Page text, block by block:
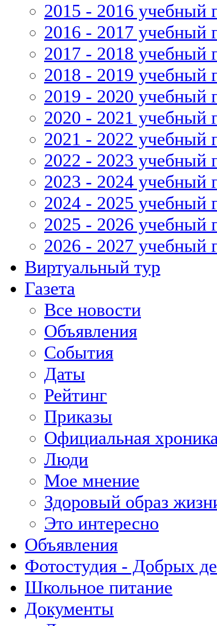
2015 - 2016 учебный
2016 - 2017 учебный
2017 - 2018 учебный
2018 - 2019 учебный
2019 - 2020 учебный
2020 - 2021 учебный
2021 - 2022 учебный
2022 - 2023 учебный
2023 - 2024 учебный
2024 - 2025 учебный
2025 - 2026 учебный
2026 - 2027 учебный
Виртуальный тур
Газета
Все новости
Объявления
События
Даты
Рейтинг
Приказы
Официальная
Люди
Мое мнение
Здоровый образ
Это интересно
Объявления
Фотостудия - Добрых
Школьное питание
Документы